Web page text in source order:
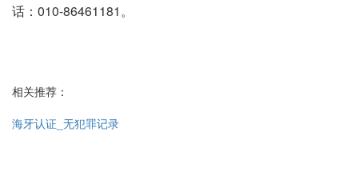
话：010-86461181。
相关推荐：
海牙认证_无犯罪记录